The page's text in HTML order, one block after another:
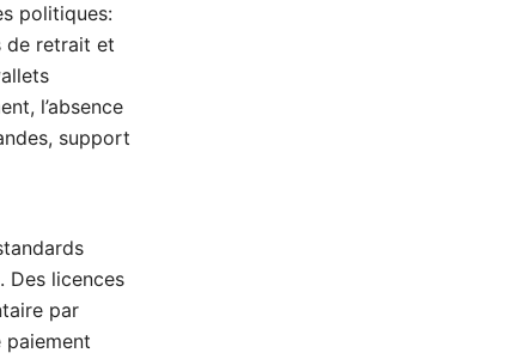
politiques:
de retrait et
l’absence
support
Des licences
par